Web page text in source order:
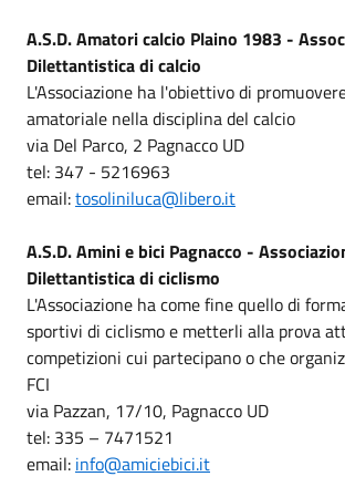
A.S.D. Amatori calcio Plaino 1983 -
Dilettantistica di calcio
L'Associazione ha l'obiettivo di
amatoriale nella disciplina del calcio
via Del Parco, 2 Pagnacco UD
tel: 347 - 5216963
email:tosoliniluca@libero.it
A.S.D. Amini e bici Pagnacco -
Dilettantistica di ciclismo
L'Associazione ha come fine quello di
sportivi di ciclismo e metterli alla prova
competizioni cui partecipano o che
FCI
via Pazzan, 17/10, Pagnacco UD
tel: 335 – 7471521
email: info@amiciebici.it